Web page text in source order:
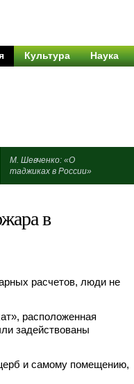
Культура Наука
М. Шевченко: «О
таджиках в России»
в
расчетов, люди не
расположенная
задействованы
и самому помещению,